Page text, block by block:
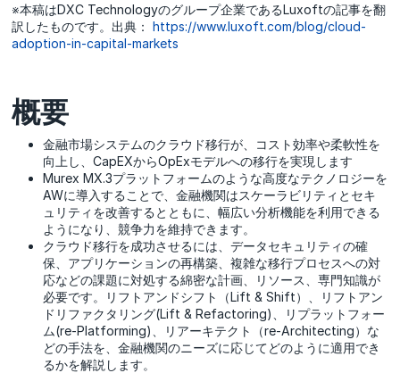
※本稿はDXC Technologyのグループ企業であるLuxoftの記事を翻
訳したものです。出典：https://www.luxoft.com/blog/cloud-
adoption-in-capital-markets
概要
金融市場システムのクラウド移行が、コスト効率や柔軟性を
向上し、CapEXからOpExモデルへの移行を実現します
Murex MX.3プラットフォームのような高度なテクノロジーを
AWに導入することで、金融機関はスケーラビリティとセキ
ュリティを改善するとともに、幅広い分析機能を利用できる
ようになり、競争力を維持できます。
クラウド移行を成功させるには、データセキュリティの確
保、アプリケーションの再構築、複雑な移行プロセスへの対
応などの課題に対処する綿密な計画、リソース、専門知識が
必要です。リフトアンドシフト（Lift & Shift）、リフトアン
ドリファクタリング(Lift & Refactoring)、リプラットフォー
ム(re-Platforming)、リアーキテクト（re-Architecting）な
どの手法を、金融機関のニーズに応じてどのように適用でき
るかを解説します。